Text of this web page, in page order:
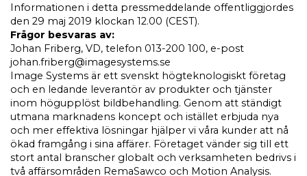
Informationen i detta pressmeddelande offentliggjordes
den 29 maj 2019 klockan 12.00 (CEST).
Frågor besvaras av:
Johan Friberg, VD, telefon 013-200 100, e-post
johan.friberg@imagesystems.se
Image Systems är ett svenskt högteknologiskt företag
och en ledande leverantör av produkter och tjänster
inom högupplöst bildbehandling. Genom att ständigt
utmana marknadens koncept och istället erbjuda nya
och mer effektiva lösningar hjälper vi våra kunder att nå
ökad framgång i sina affärer. Företaget vänder sig till ett
stort antal branscher globalt och verksamheten bedrivs i
två affärsområden RemaSawco och Motion Analysis.